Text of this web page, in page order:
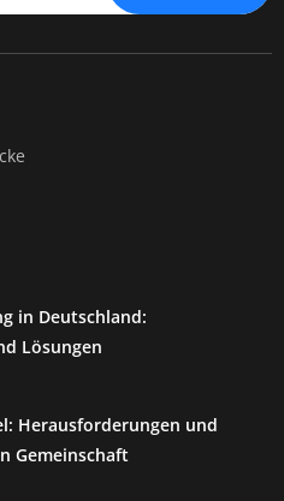
in Deutschland:
Lösungen
Herausforderungen und
Gemeinschaft